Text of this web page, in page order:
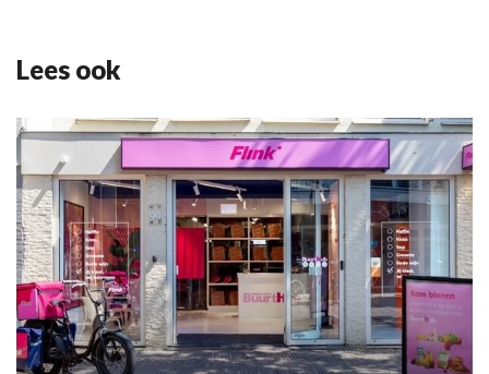
Lees ook